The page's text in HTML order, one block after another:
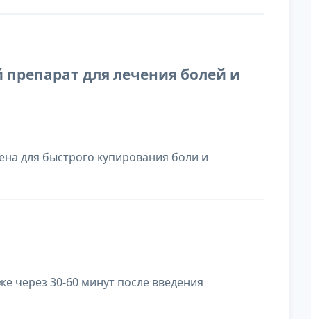
для лечения болей и
для быстрого купирования боли и
через 30-60 минут после введения